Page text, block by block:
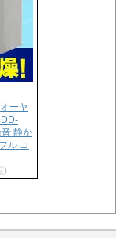
ーヤ
静か
ル コ
)